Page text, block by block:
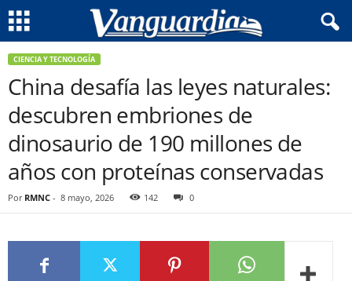
CIENCIA Y TECNOLOGÍA
China desafía las leyes naturales:
descubren embriones de
dinosaurio de 190 millones de
años con proteínas conservadas
Por RMNC - 8 mayo, 2026 142 0